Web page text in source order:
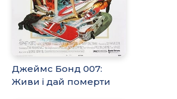
Джеймс Бонд 007:
Живи і дай померти